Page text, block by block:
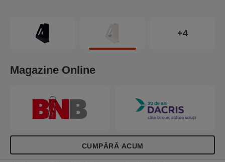
+4
Magazine Online
CUMPĂRĂ ACUM